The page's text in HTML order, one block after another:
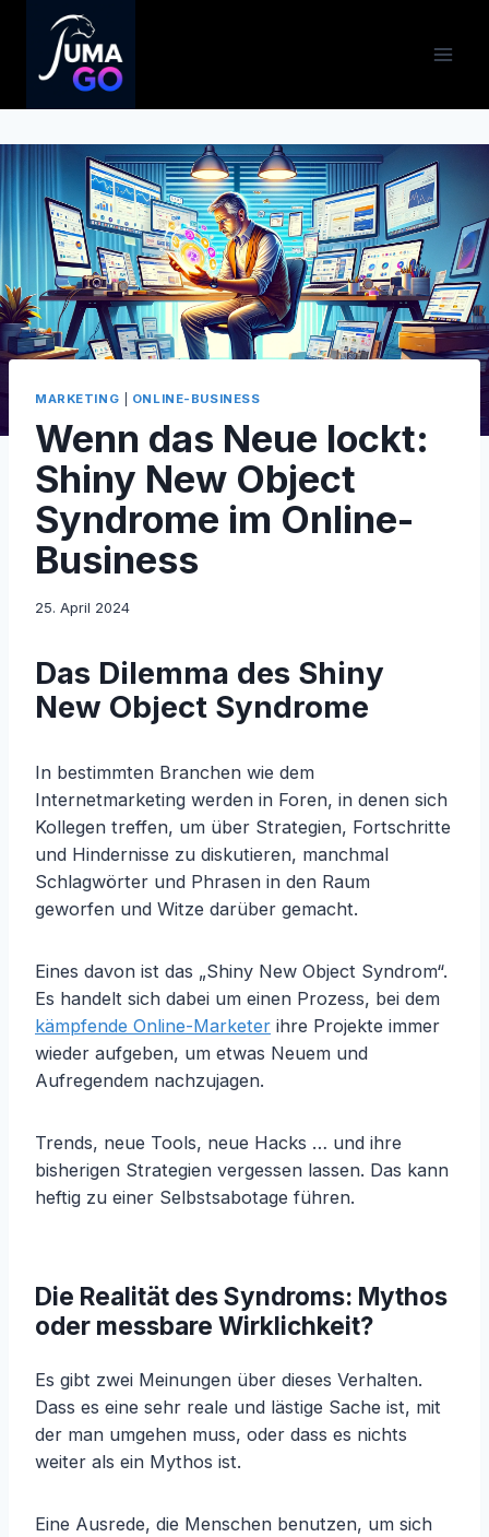
springen
MARKETING ONLINE-BUSINESS
Wenn das Neue lockt:
Shiny New Object
Syndrome im Online-
Business
25. April 2024
Das Dilemma des Shiny
New Object Syndrome
In bestimmten Branchen wie dem
Internetmarketing werden in Foren, in denen sich
Kollegen treffen, um über Strategien, Fortschritte
und Hindernisse zu diskutieren, manchmal
Schlagwörter und Phrasen in den Raum
geworfen und Witze darüber gemacht.
Eines davon ist das „Shiny New Object Syndrom“.
Es handelt sich dabei um einen Prozess, bei dem
kämpfende Online-Marketer ihre Projekte immer
wieder aufgeben, um etwas Neuem und
Aufregendem nachzujagen.
Trends, neue Tools, neue Hacks … und ihre
bisherigen Strategien vergessen lassen. Das kann
heftig zu einer Selbstsabotage führen.
Die Realität des Syndroms: Mythos
oder messbare Wirklichkeit?
Es gibt zwei Meinungen über dieses Verhalten.
Dass es eine sehr reale und lästige Sache ist, mit
der man umgehen muss, oder dass es nichts
weiter als ein Mythos ist.
Eine Ausrede, die Menschen benutzen, um sich